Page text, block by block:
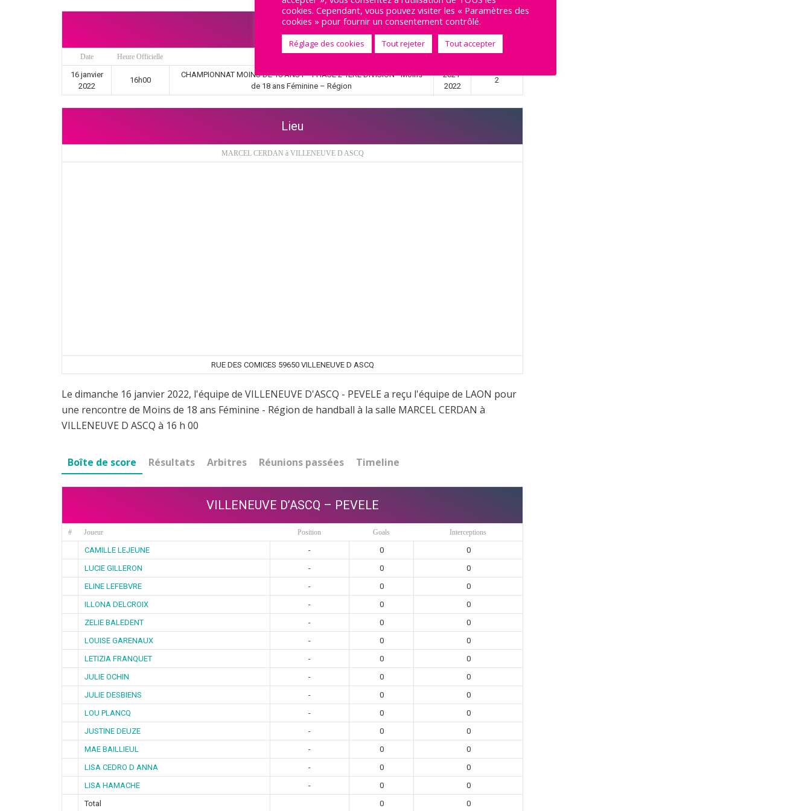
Détails
Date Heure Officielle
16 janvier
2022
16h00
CHAMPIONNAT MOINS DE 18 ANS F - PHASE 2 1ERE DIVISION - Moins
de 18 ans Féminine – Région
2021-
2022
2
Lieu
MARCEL CERDAN à VILLENEUVE D ASCQ
RUE DES COMICES 59650 VILLENEUVE D ASCQ
Le dimanche 16 janvier 2022, l'équipe de VILLENEUVE D'ASCQ - PEVELE a reçu l'équipe de LAON pour
une rencontre de Moins de 18 ans Féminine - Région de handball à la salle MARCEL CERDAN à
VILLENEUVE D ASCQ à 16 h 00
Boîte de score Résultats Arbitres Réunions passées Timeline
VILLENEUVE D’ASCQ – PEVELE
# Joueur Position Goals Interceptions
CAMILLE LEJEUNE - 0
0
LUCIE GILLERON
- 0
0
ELINE LEFEBVRE
- 0
0
ILLONA DELCROIX
- 0
0
ZELIE BALEDENT
- 0
0
LOUISE GARENAUX
- 0
0
LETIZIA FRANQUET
- 0
0
JULIE OCHIN
- 0
0
JULIE DESBIENS
- 0
0
LOU PLANCQ
- 0
0
JUSTINE DEUZE
- 0
0
MAE BAILLIEUL
- 0
0
LISA CEDRO D ANNA
- 0
0
LISA HAMACHE
- 0
0
Total
0 0
cookies. Cependant, vous pouvez visiter les « Paramètres des
cookies » pour fournir un consentement contrôlé.
Réglage des cookies Tout rejeter Tout accepter